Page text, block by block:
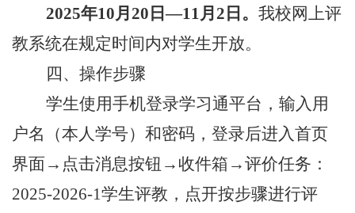
2025年10 月 20 日—1 1 月 2 日。 我校网上评
教系统在规定时间内对学生开放。
四、操作步骤
学生使用手机登录学习通平台， 输入用
户名（本人学号） 和密码 ， 登录后进入首页
界面 → 点击消息按钮 → 收件箱 →评价任务：
2025-2026-1学生评教，点开按步骤进行评